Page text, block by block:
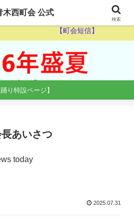
【休日当番医】
【町会短信】
踊り特設ページ】
あいさつ
today
2025.07.31
木西町会 公式
検索